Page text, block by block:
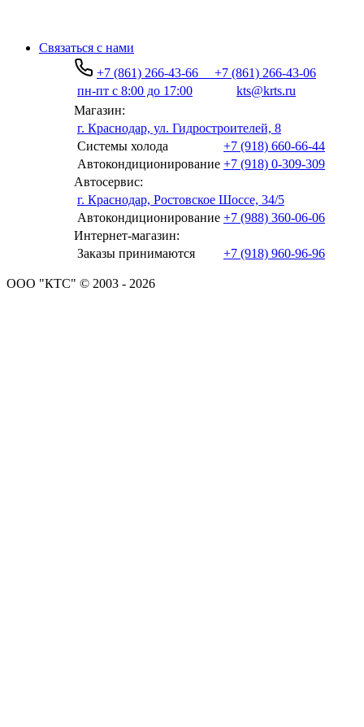
Связаться с нами
+7 (861) 266-43-66
+7 (861) 266-43-06
пн-пт с 8:00 до 17:00
kts@krts.ru
Магазин:
г. Краснодар, ул. Гидростроителей, 8
Системы холода
+7 (918) 660-66-44
Автокондиционирование +7 (918) 0-309-309
Автосервис:
г. Краснодар, Ростовское Шоссе, 34/5
Автокондиционирование +7 (988) 360-06-06
Интернет-магазин:
Заказы принимаются
+7 (918) 960-96-96
ООО "КТС" © 2003 - 2026